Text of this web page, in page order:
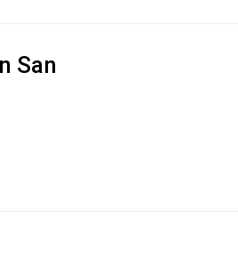
San